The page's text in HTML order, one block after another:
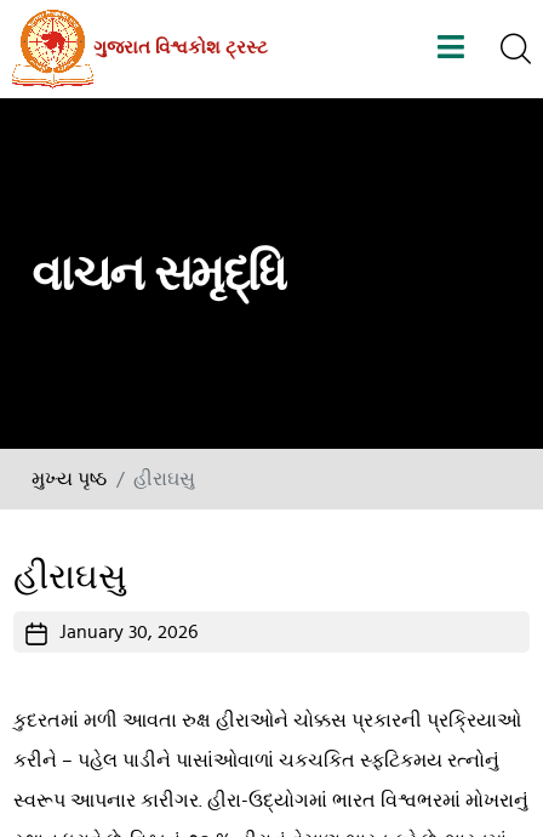
Skip
the
ગુજરાત વિશ્વકોશ ટ્રસ્ટ
વાચન સમૃદ્ધિ
મુખ્ય પૃષ્ઠ હીરાઘસુ
હીરાઘસુ
Post January 30, 2026
કુદરતમાં મળી આવતા રુક્ષ હીરાઓને ચોક્કસ પ્રકારની પ્રક્રિયાઓ
કરીને – પહેલ પાડીને પાસાંઓવાળાં ચકચકિત સ્ફટિકમય રત્નોનું
સ્વરૂપ આપનાર કારીગર. હીરા-ઉદ્યોગમાં ભારત વિશ્વભરમાં મોખરાનું